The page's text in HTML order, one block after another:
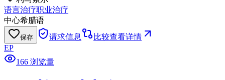
语言治疗职业治疗
中心希腊语
保存 请求信息 比较查看详情
EP
166 浏览量